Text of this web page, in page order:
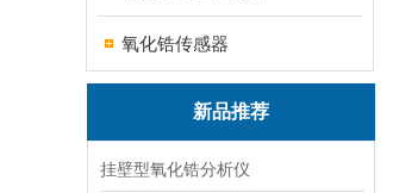
氧化锆传感器
新品推荐
挂壁型氧化锆分析仪